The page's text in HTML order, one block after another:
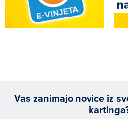
Vas zanimajo novice iz